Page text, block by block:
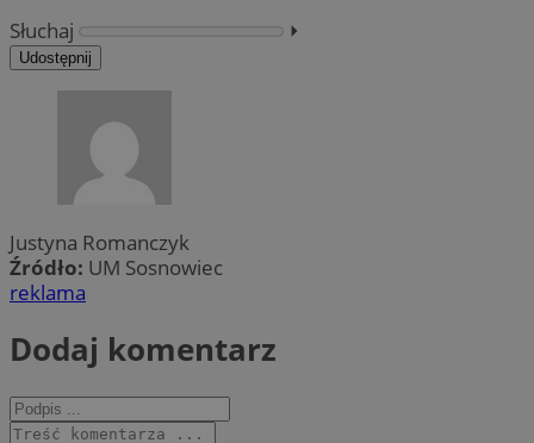
Słuchaj
⏵︎
Udostępnij
Justyna Romanczyk
Źródło: UM Sosnowiec
reklama
Dodaj komentarz